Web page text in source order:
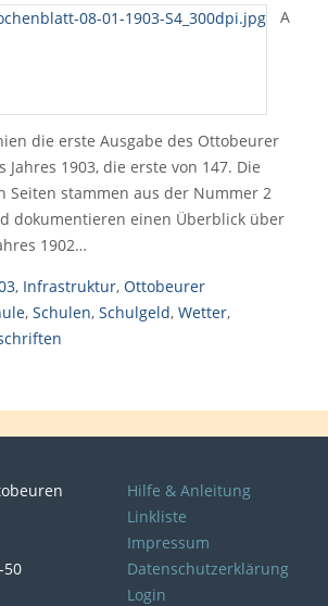
A
die erste Ausgabe des Ottobeurer
Jahres 1903, die erste von 147. Die
Seiten stammen aus der Nummer 2
dokumentieren einen Überblick über
1902…
, Infrastruktur, Ottobeurer
, Schulen, Schulgeld, Wetter,
50
Hilfe & Anleitung
Linkliste
Impressum
Datenschutzerklärung
Login